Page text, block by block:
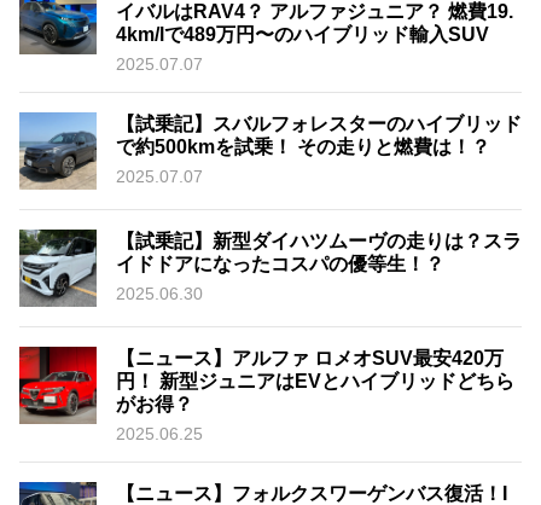
イバルはRAV4？ アルファジュニア？ 燃費19.
4km/lで489万円〜のハイブリッド輸入SUV
2025.07.07
【試乗記】スバルフォレスターのハイブリッド
で約500kmを試乗！ その走りと燃費は！？
2025.07.07
【試乗記】新型ダイハツムーヴの走りは？スラ
イドドアになったコスパの優等生！？
2025.06.30
【ニュース】アルファ ロメオSUV最安420万
円！ 新型ジュニアはEVとハイブリッドどちら
がお得？
2025.06.25
【ニュース】フォルクスワーゲンバス復活！I